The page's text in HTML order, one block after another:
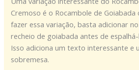
Cremoso é o Rocambole de Goiabada
fazer essa variação, basta adicionar
recheio de goiabada antes de
Isso adiciona um texto interessante e
sobremesa.